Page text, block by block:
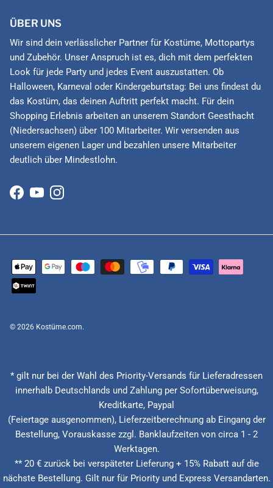
ÜBER UNS
Wir sind dein verlässlicher Partner für Kostüme, Mottopartys
und Zubehör. Unser Anspruch ist es, dich mit dem perfekten
Look für jede Party und jedes Event auszustatten. Ob
Halloween, Karneval oder Kindergeburtstag: Bei uns findest du
das Kostüm, das deinen Auftritt perfekt macht. Für dein
Shopping Erlebnis arbeiten an unserem Standort Geesthacht
(Niedersachsen) über 100 Mitarbeiter. Wir versenden aus
unserem eigenen Lager und bezahlen unsere Mitarbeiter
deutlich über Mindestlohn.
Facebook
YouTubeInstagram
© 2026 Kostüme.com.
* gilt nur bei der Wahl des Priority-Versands für Lieferadressen
innerhalb Deutschlands und Zahlung per Sofortüberweisung,
Kreditkarte, Paypal
(Feiertage ausgenommen), Lieferzeitberechnung ab Eingang der
Bestellung, Vorauskasse zzgl. Banklaufzeiten von circa 1 - 2
Werktagen.
** 20 € zurück bei verspäteter Lieferung + 15% Rabatt auf die
nächste Bestellung. Gilt nur für Priority und Express Versandarten.